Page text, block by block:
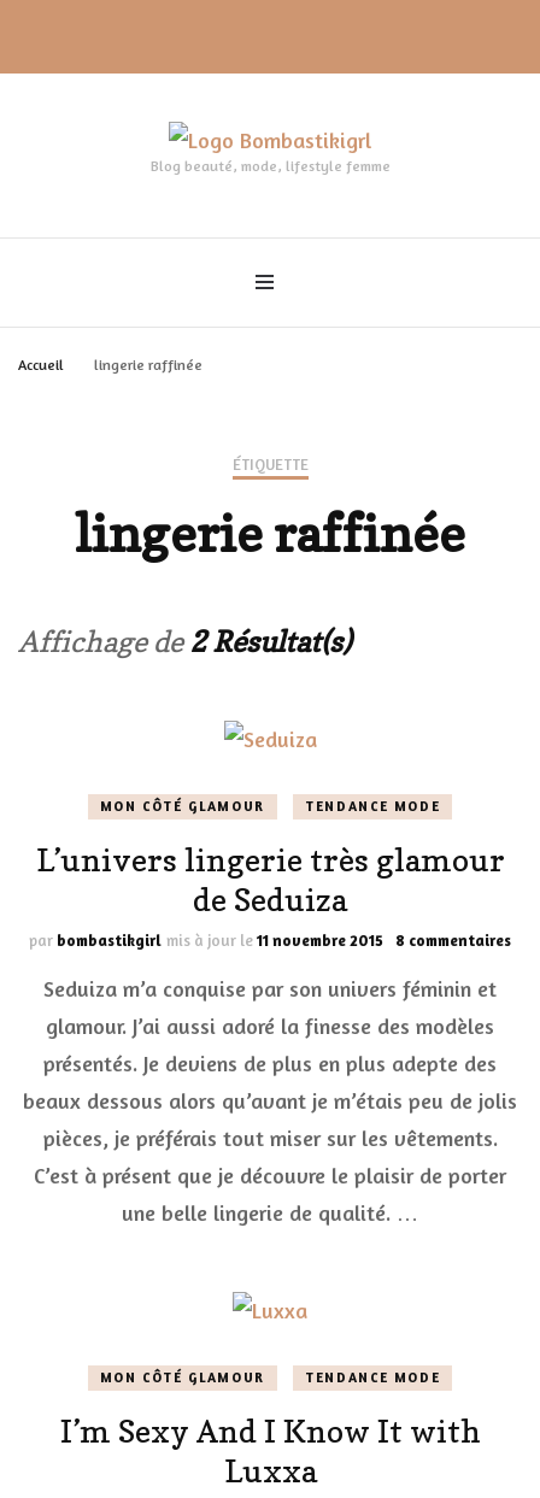
Blog beauté, mode, lifestyle femme
Accueil lingerie raffinée
ÉTIQUETTE
lingerie raffinée
Affichage de2 Résultat(s)
MON CÔTÉ GLAMOUR TENDANCE MODE
L’univers lingerie très glamour
de Seduiza
par bombastikgirl mis à jour le11 novembre 2015 8 commentairessur
Seduiza m’a conquise par son univers féminin et
glamour. J’ai aussi adoré la finesse des modèles
présentés. Je deviens de plus en plus adepte des
beaux dessous alors qu’avant je m’étais peu de jolis
pièces, je préférais tout miser sur les vêtements.
C’est à présent que je découvre le plaisir de porter
une belle lingerie de qualité. …
MON CÔTÉ GLAMOUR TENDANCE MODE
I’m Sexy And I Know It with
Luxxa